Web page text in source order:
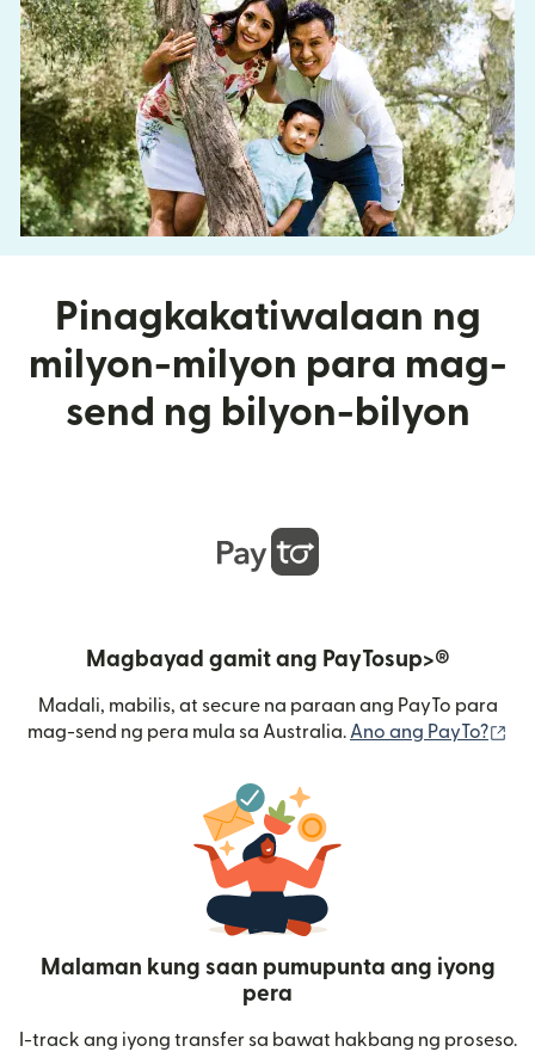
Pinagkakatiwalaan ng
milyon-milyon para mag-
send ng bilyon-bilyon
Magbayad gamit ang PayTosup>®
Madali, mabilis, at secure na paraan ang PayTo para
mag-send ng pera mula sa Australia. Ano ang PayTo?
Malaman kung saan pumupunta ang iyong
pera
I-track ang iyong transfer sa bawat hakbang ng proseso.